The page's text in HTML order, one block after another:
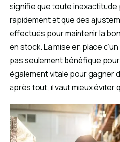
signifie que toute
rapidement et que des
effectués pour maintenir la
en stock. La mise en place
pas seulement bénéfique
également vitale pour gagner
après tout, il vaut mieux éviter